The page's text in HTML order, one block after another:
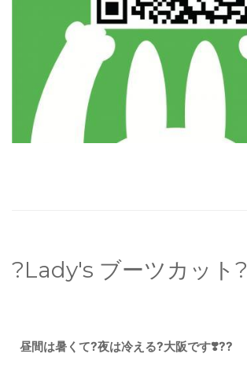
?Lady's ブーツカット?
昼間は暑くて?夜は冷える?大阪です❣️??